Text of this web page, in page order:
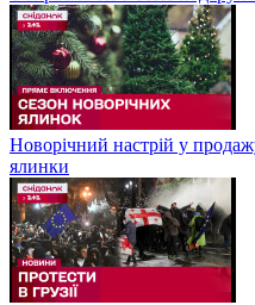
Новорічний настрій у
ялинки